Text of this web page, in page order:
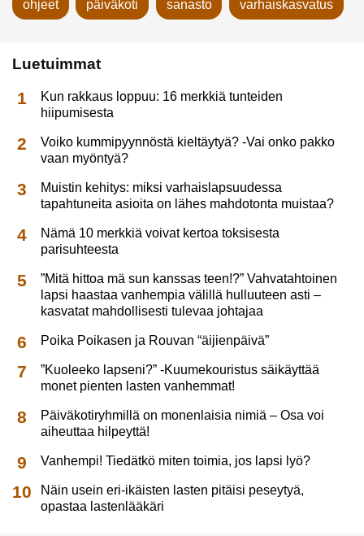
ohjeet päiväkoti sanasto varhaiskasvatus
Luetuimmat
Kun rakkaus loppuu: 16 merkkiä tunteiden
hiipumisesta
Voiko kummipyynnöstä kieltäytyä? -Vai onko pakko
vaan myöntyä?
Muistin kehitys: miksi varhaislapsuudessa
tapahtuneita asioita on lähes mahdotonta muistaa?
Nämä 10 merkkiä voivat kertoa toksisesta
parisuhteesta
”Mitä hittoa mä sun kanssas teen!?” Vahvatahtoinen
lapsi haastaa vanhempia välillä hulluuteen asti –
kasvatat mahdollisesti tulevaa johtajaa
Poika Poikasen ja Rouvan “äijienpäivä”
”Kuoleeko lapseni?” -Kuumekouristus säikäyttää
monet pienten lasten vanhemmat!
Päiväkotiryhmillä on monenlaisia nimiä – Osa voi
aiheuttaa hilpeyttä!
Vanhempi! Tiedätkö miten toimia, jos lapsi lyö?
Näin usein eri-ikäisten lasten pitäisi peseytyä,
opastaa lastenlääkäri